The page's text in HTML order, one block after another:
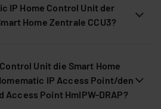
IP Home Control Unit der
Home Zentrale CCU3?
Unit die Smart Home
IP Access Point/den
Access Point HmIPW-DRAP?